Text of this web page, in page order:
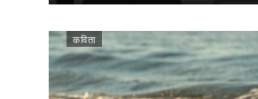
कविता